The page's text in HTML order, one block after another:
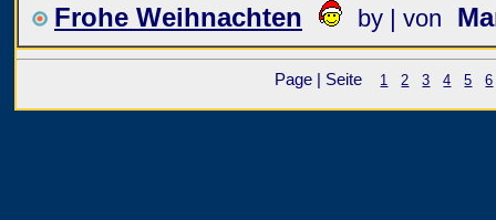
Frohe Weihnachten by | von
Page | Seite 1 2 3 4 5 6